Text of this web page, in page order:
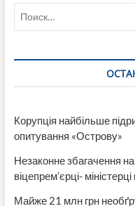
Корупція найбільше
опитування «Острову»
Незаконне збагачення
віцепрем’єрці- міністерці
Майже 21 млн грн